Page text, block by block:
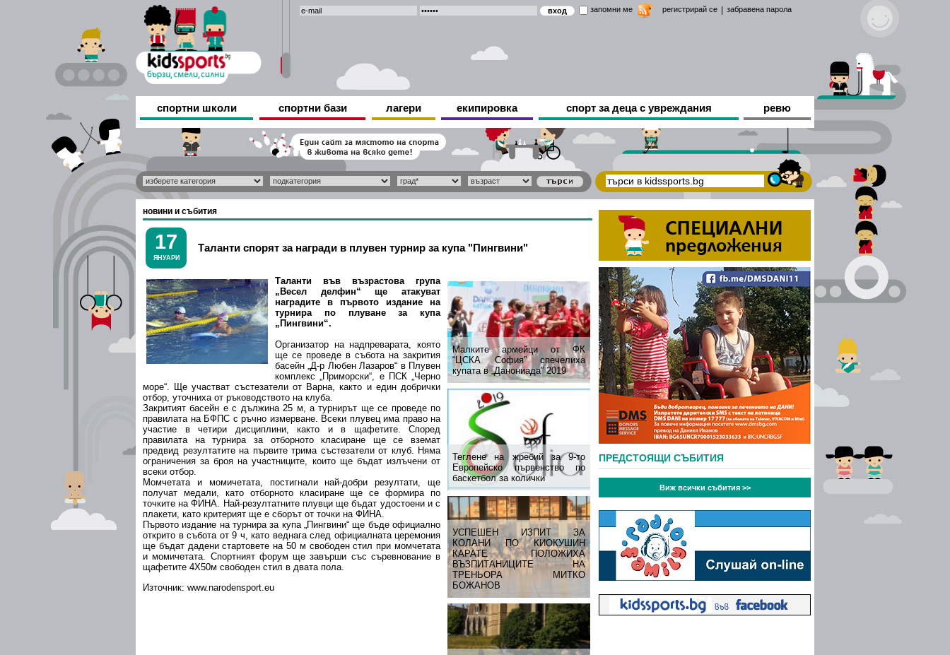
запомни ме регистрирай се забравена парола
спортни школи спортни бази лагери екипировка спорт за деца с увреждания ревю
новини и събития
17
ЯНУАРИ
Таланти спорят за награди в плувен турнир за купа "Пингвини"
Малките армейци от ФК
“ЦСКА София” спечелиха
купата в „Данониада” 2019
Теглене на жребий за 9-то
Европейско първенство по
баскетбол за колички
УСПЕШЕН ИЗПИТ ЗА
КОЛАНИ ПО КИОКУШИН
КАРАТЕ ПОЛОЖИХА
ВЪЗПИТАНИЦИТЕ НА
ТРЕНЬОРА МИТКО
БОЖАНОВ
Таланти във възрастова група
„Весел делфин“ ще атакуват
наградите в първото издание на
турнира по плуване за купа
„Пингвини“.
Организатор на надпреварата, която
ще се проведе в събота на закрития
басейн „Д-р Любен Лазаров“ в Плувен
комплекс „Приморски“, е ПСК „Черно
море“. Ще участват състезатели от Варна, както и един добрички
отбор, уточниха от ръководството на клуба.
Закритият басейн е с дължина 25 м, а турнирът ще се проведе по
правилата на БФПС с ръчно измерване. Всеки плувец има право на
участие в четири дисциплини, както и в щафетите. Според
правилата на турнира за отборното класиране ще се вземат
предвид резултатите на първите трима състезатели от клуб. Няма
ограничения за броя на участниците, които ще бъдат излъчени от
всеки отбор.
Момчетата и момичетата, постигнали най-добри резултати, ще
получат медали, като отборното класиране ще се формира по
точките на ФИНА. Най-резултатните плувци ще бъдат удостоени и с
плакети, като критерият ще е сборът от точки на ФИНА.
Първото издание на турнира за купа „Пингвини“ ще бъде официално
открито в събота от 9 ч, като веднага след официалната церемония
ще бъдат дадени стартовете на 50 м свободен стил при момчетата
и момичетата. Спортният форум ще завърши със съревнование в
щафетите 4Х50м свободен стил в двата пола.
Източник: www.narodensport.eu
ПРЕДСТОЯЩИ СЪБИТИЯ
Виж всички събития >>